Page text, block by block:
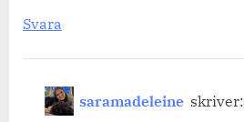
Svara
saramadeleine skriver: